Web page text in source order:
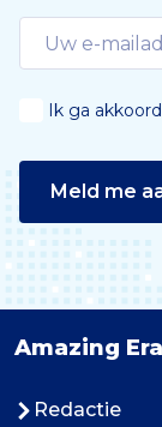
Ik ga
Meld me
Amazing
Redactie